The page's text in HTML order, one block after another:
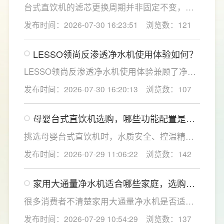
台式直饮机的滤芯更换周期并非固定不变，主
要取决于实际用水量、进水水质及使用频率等
因素。一般来说，PP棉和活性炭类前置滤芯建
议每6至12个月更换一次，RO反渗透膜滤芯使
用寿命相对较长，通常在2至3年左右，而后置
活性炭滤芯则建议每年更换一次以保障出水口
感。
发布时间：2026-07-30 16:23:51 浏览数：121
LESSO领尚反渗透净水机使用体验如何？
LESSO领尚反渗透净水机使用体验兼顾了净水
效果、使用便捷性和节水表现。产品采用
120mm纤薄机身设计，不占用过多厨下空间；
双出水模式可根据不同需求切换生活用水和直
饮水，不仅满足厨房多场景用水需求，还有助
于延长滤芯使用寿命。
发布时间：2026-07-30 16:20:13 浏览数：107
母婴台式直饮机选购，哪些功能配置是有
娃家庭必不可少的？
挑选母婴台式直饮机时，水质安全、控温精准
度是宝妈群体最关心的核心需求，接下来
LESSO领尚为大家讲解适合母婴家庭的必备功
能配置。母婴冲奶、辅食、直饮对水温要求不
同，机型需搭载多档精准控温功能，45℃低温
冲奶、85℃泡辅食、100℃沸水冲泡茶饮一键
切换，不用反复烧水兑冷水，呵护宝宝娇嫩肠
胃。
发布时间：2026-07-29 11:06:22 浏览数：142
家用大通量净水机适合哪些家庭，选购时
如何匹配用水场景吗？
很多消费者不清楚家用大通量净水机是否适配
自家户型，LESSO领尚建议，选购前一定要结
发布时间：2026-07-29 10:54:29 浏览数：137